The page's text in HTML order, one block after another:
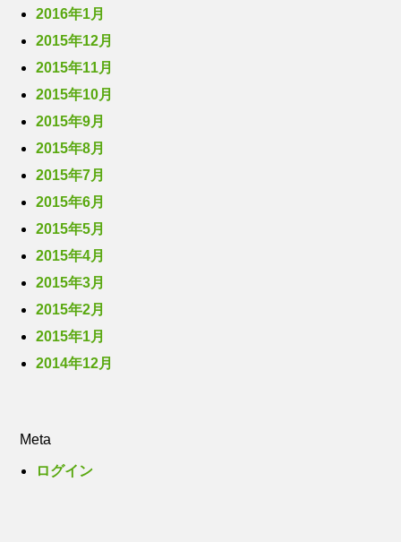
2016年1月
2015年12月
2015年11月
2015年10月
2015年9月
2015年8月
2015年7月
2015年6月
2015年5月
2015年4月
2015年3月
2015年2月
2015年1月
2014年12月
Meta
ログイン